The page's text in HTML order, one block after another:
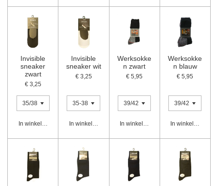
Invisible
sneaker
zwart
€ 3,25
In winkelwagen
Invisible
sneaker wit
€ 3,25
In winkelwagen
Werksokke
n zwart
€ 5,95
In winkelwagen
Werksokke
n blauw
€ 5,95
In winkelwagen